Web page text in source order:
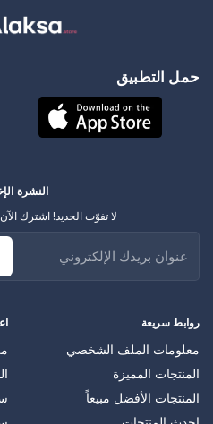
حمل التطبيق
روابط سريعة
معلومات الملف الشخصي
المنتجات المميزة
المنتجات الأفضل مبيعاً
النشرة
لا تفوّت الجديد! اشترك